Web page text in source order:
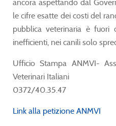
ancora aspettando dal
le cifre esatte dei costi del
pubblica veterinaria è fuori
inefficienti, nei canili solo
Ufficio Stampa ANMVI-
Veterinari Italiani
0372/40.35.47
Link alla petizione ANMVI